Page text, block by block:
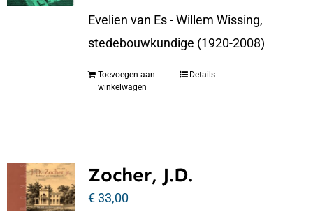
Evelien van Es - Willem Wissing,
stedebouwkundige (1920-2008)
Toevoegen aan
winkelwagen
Details
Zocher, J.D.
€33,00